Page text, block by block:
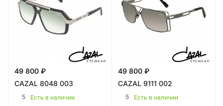
49 800 ₽
CAZAL 8048 003
5 Есть в наличии
49 800 ₽
CAZAL 9111 002
5 Есть в наличии